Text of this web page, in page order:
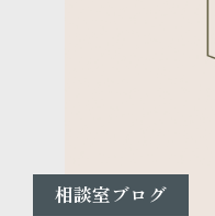
相談室ブログ